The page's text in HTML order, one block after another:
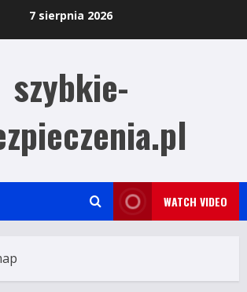
7 sierpnia 2026
szybkie-
WATCH VIDEO